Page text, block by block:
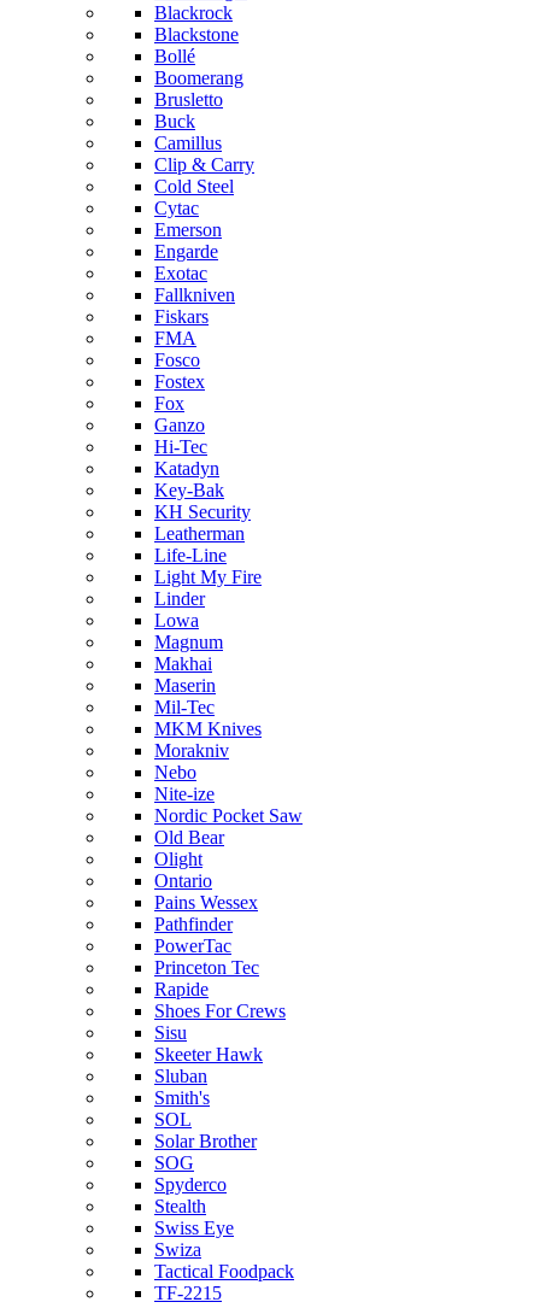
Blackrock
Blackstone
Bollé
Boomerang
Brusletto
Buck
Camillus
Clip & Carry
Cold Steel
Cytac
Emerson
Engarde
Exotac
Fallkniven
Fiskars
FMA
Fosco
Fostex
Fox
Ganzo
Hi-Tec
Katadyn
Key-Bak
KH Security
Leatherman
Life-Line
Light My Fire
Linder
Lowa
Magnum
Makhai
Maserin
Mil-Tec
MKM Knives
Morakniv
Nebo
Nite-ize
Nordic Pocket Saw
Old Bear
Olight
Ontario
Pains Wessex
Pathfinder
PowerTac
Princeton Tec
Rapide
Shoes For Crews
Sisu
Skeeter Hawk
Sluban
Smith's
SOL
Solar Brother
SOG
Spyderco
Stealth
Swiss Eye
Swiza
Tactical Foodpack
TF-2215